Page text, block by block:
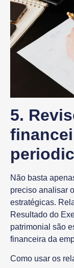
5.
Não basta
preciso analisar
estratégicas.
Resultado do
patrimonial são
financeira da
Como usar os